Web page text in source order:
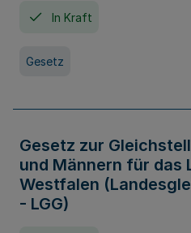
In Kraft
Gesetz
Gesetz zur
und Männern für das
Westfalen
- LGG)